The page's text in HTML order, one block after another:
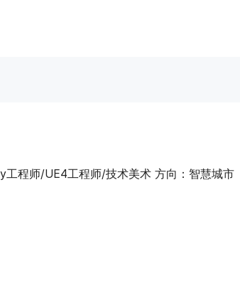
程师/UE4工程师/技术美术 方向：智慧城市